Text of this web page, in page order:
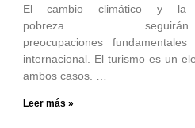
El cambio climático y la
pobreza
preocupaciones
internacional. El turismo es un
ambos casos. …
Leer más »